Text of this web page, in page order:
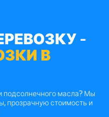
-
В
подсолнечного масла? Мы
прозрачную стоимость и